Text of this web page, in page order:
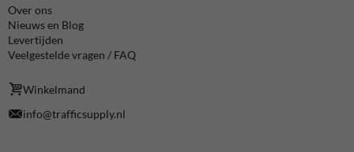
Over ons
Nieuws en Blog
Levertijden
Veelgestelde vragen / FAQ
Winkelmand
info@trafficsupply.nl